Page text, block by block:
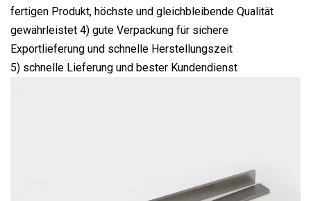
fertigen Produkt, höchste und gleichbleibende Qualität
gewährleistet 4) gute Verpackung für sichere
Exportlieferung und schnelle Herstellungszeit
5) schnelle Lieferung und bester Kundendienst